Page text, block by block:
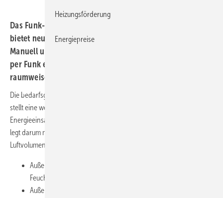
Das Funk-Lüftungssystem Ventilogo ­EasyWave von ZLT
bietet neue Gestaltungsansätze in der Wohnungslüftung:
Manuell und über Sensoren können die Volumenströme
per Funk entsprechend der momentanen Nutzung
raumweise ­gesteuert werden.
Die bedarfsgerechte Lüftung von Wohnungen und Wohngebäuden
stellt eine wesentliche Grundlage zur Reduzierung des
Energieeinsatzes beim Betrieb von Lüftungsanlagen dar. DIN 1946-6
legt darum mehrere Lüftungsstufen fest, bei denen der
Luftvolumenstrom dem jeweiligen Ziel entsprechend angepasst ist:
Außenluftvolumenstrom zum Schutz der Gebäudesubstanz vor
Feuchteschäden
Außenluftvolumenstrom zur Sicherstellung der hygienischen
Heizungsförderung
Energiepreise